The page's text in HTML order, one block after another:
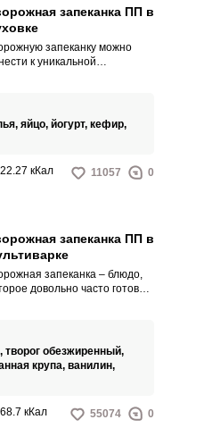
запеканка ПП в
запеканку можно
к уникальной
так и огромное
полезных для
творожная
яйцо, йогурт, кефир,
кКал 11057 0
запеканка ПП в
запеканка – блюдо,
довольно часто готовят.
творог обезжиренный,
крупа, ванилин,
кКал 55074 0